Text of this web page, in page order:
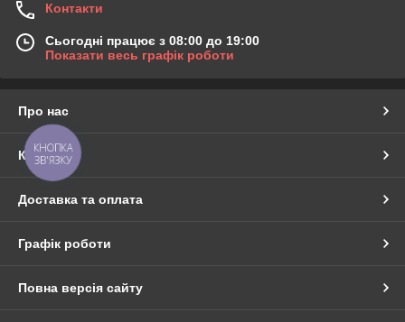
Контакти
Сьогодні працює з 08:00 до 19:00
Показати весь графік роботи
Про нас
Контакти
Доставка та оплата
Графік роботи
Повна версія сайту
КНОПКА
ЗВ'ЯЗКУ